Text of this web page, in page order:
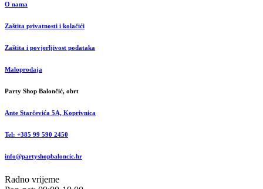
O nama
Zaštita privatnosti i kolačići
Zaštita i povjerljivost podataka
Maloprodaja
Party Shop Balončić, obrt
Ante Starčevića 5A, Koprivnica
Tel: +385 99 590 2450
info@partyshopbaloncic.hr
Radno vrijeme